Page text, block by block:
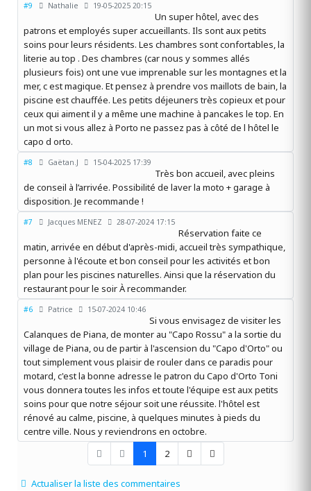
#9 Nathalie 19-05-2025 20:15
Un super hôtel, avec des
patrons et employés super accueillants. Ils sont aux petits
soins pour leurs résidents. Les chambres sont confortables, la
literie au top . Des chambres (car nous y sommes allés
plusieurs fois) ont une vue imprenable sur les montagnes et la
mer, c est magique. Et pensez à prendre vos maillots de bain, la
piscine est chauffée. Les petits déjeuners très copieux et pour
ceux qui aiment il y a même une machine à pancakes le top. En
un mot si vous allez à Porto ne passez pas à côté de l hôtel le
capo d orto.
#8 Gaëtan.J 15-04-2025 17:39
Très bon accueil, avec pleins
de conseil à l’arrivée. Possibilité de laver la moto + garage à
disposition. Je recommande !
#7 Jacques MENEZ 28-07-2024 17:15
Réservation faite ce
matin, arrivée en début d'après-midi, accueil très sympathique,
personne à l'écoute et bon conseil pour les activités et bon
plan pour les piscines naturelles. Ainsi que la réservation du
restaurant pour le soir À recommander.
#6 Patrice 15-07-2024 10:46
Si vous envisagez de visiter les
Calanques de Piana, de monter au "Capo Rossu" a la sortie du
village de Piana, ou de partir à l'ascension du "Capo d'Orto" ou
tout simplement vous plaisir de rouler dans ce paradis pour
motard, c'est la bonne adresse le patron du Capo d'Orto Toni
vous donnera toutes les infos et toute l'équipe est aux petits
soins pour que notre séjour soit une réussite. l'hôtel est
rénové au calme, piscine, à quelques minutes à pieds du
centre ville. Nous y reviendrons en octobre.
1
2
Actualiser la liste des commentaires